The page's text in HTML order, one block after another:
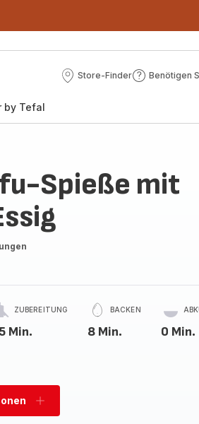
Store-Finder
Store-
Benötigen
Benötigen
by Tefal
Spieße mit
ZUBEREITUNG
Min.
BACKEN
8 Min. 0 Min.
Personen